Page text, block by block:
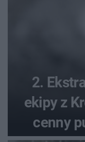
2.
ekipy z
cenny